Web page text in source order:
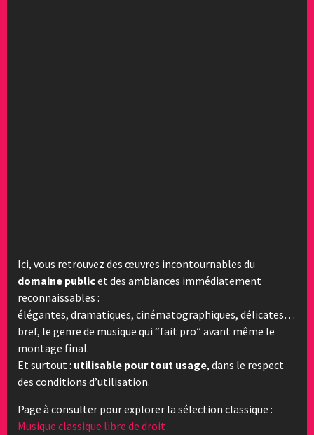
Ici, vous retrouvez des œuvres incontournables du
domaine publicet des ambiances immédiatement
reconnaissables :
élégantes, dramatiques, cinématographiques, délicates…
bref, le genre de musique qui “fait pro” avant même le
montage final.
Et surtout : utilisable pour tout usage, dans le respect
des conditions d’utilisation.
Page à consulter pour explorer la sélection classique :
Musique classique libre de droit